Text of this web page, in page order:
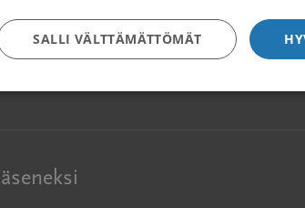
SALLI VÄLTTÄMÄTTÖMÄT